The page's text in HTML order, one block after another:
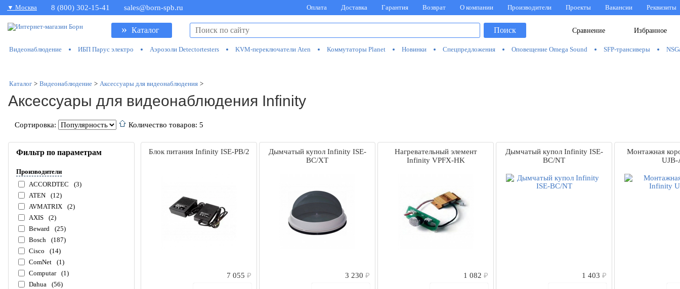
▼ Москва 8 (800) 302-15-41 sales@born-spb.ru Оплата Доставка Гарантия Возврат О компании Производители Проекты Вакансии Реквизиты
» Каталог Избранное
Сравнение
Поиск
Видеонаблюдение ИБП Парус электро Аэрозоли Detectortesters KVM-переключатели Aten Коммутаторы Planet Новинки Спецпредложения Оповещение Omega Sound SFP-трансиверы
Каталог > Видеонаблюдение > Аксессуары для видеонаблюдения >
Аксессуары для видеонаблюдения Infinity
Сортировка: Количество товаров: 5
Фильтр по параметрам
Производители
ACCORDTEC
(3)
ATEN
(12)
AVMATRIX
(2)
AXIS
(2)
Beward
(25)
Bosch
(187)
Cisco
(14)
ComNet
(1)
Computar
(1)
Dahua
(56)
Блок питания Infinity ISE-PB/2
7 055 ₽
Дымчатый купол Infinity ISE-
BC/XT
3 230 ₽
Нагревательный элемент
Infinity VPFX-HK
1 082 ₽
Дымчатый купол Infinity ISE-
BC/NT
1 403 ₽
Монтажная
UJB-